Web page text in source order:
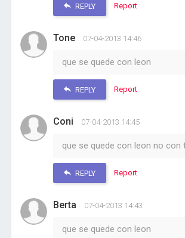
REPLY Report
Tone 07-04-2013 14:46
que se quede con leon
REPLY Report
Coni 07-04-2013 14:45
que se quede con leon no con
REPLY Report
Berta 07-04-2013 14:43
que se quede con leon